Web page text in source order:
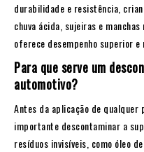
durabilidade e resistência,
chuva ácida, sujeiras e
oferece desempenho superior
Para que serve um
automotivo?
Antes da aplicação de
importante descontaminar a
resíduos invisíveis, como óleo